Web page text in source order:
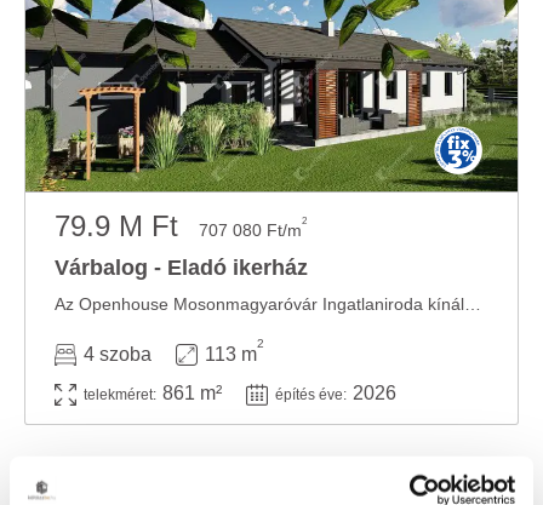
79.9 M Ft 707 080 Ft/m2
Várbalog - Eladó ikerház
4 szoba 113 m
2
telekméret: 861 m² építés éve: 2026